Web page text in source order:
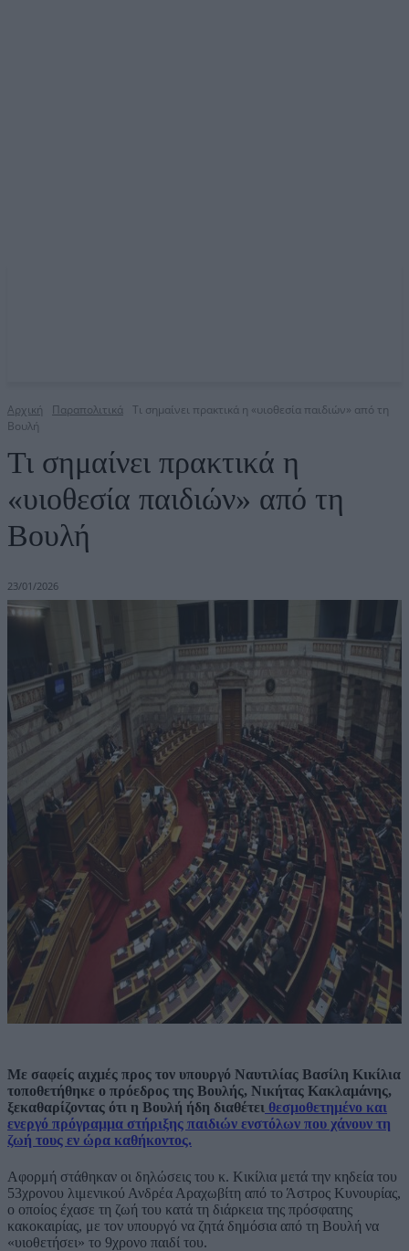
Αρχική Παραπολιτικά Τι σημαίνει πρακτικά η «υιοθεσία παιδιών» από τη
Βουλή
Τι σημαίνει πρακτικά η
«υιοθεσία παιδιών» από τη
Βουλή
23/01/2026
Με σαφείς αιχμές προς τον υπουργό Ναυτιλίας Βασίλη Κικίλια
τοποθετήθηκε ο πρόεδρος της Βουλής, Νικήτας Κακλαμάνης,
ξεκαθαρίζοντας ότι η Βουλή ήδη διαθέτει θεσμοθετημένο και
ενεργό πρόγραμμα στήριξης παιδιών ενστόλων που χάνουν τη
ζωή τους εν ώρα καθήκοντος.
Αφορμή στάθηκαν οι δηλώσεις του κ. Κικίλια μετά την κηδεία του
53χρονου λιμενικού Ανδρέα Αραχωβίτη από το Άστρος Κυνουρίας,
ο οποίος έχασε τη ζωή του κατά τη διάρκεια της πρόσφατης
κακοκαιρίας, με τον υπουργό να ζητά δημόσια από τη Βουλή να
«υιοθετήσει» το 9χρονο παιδί του.